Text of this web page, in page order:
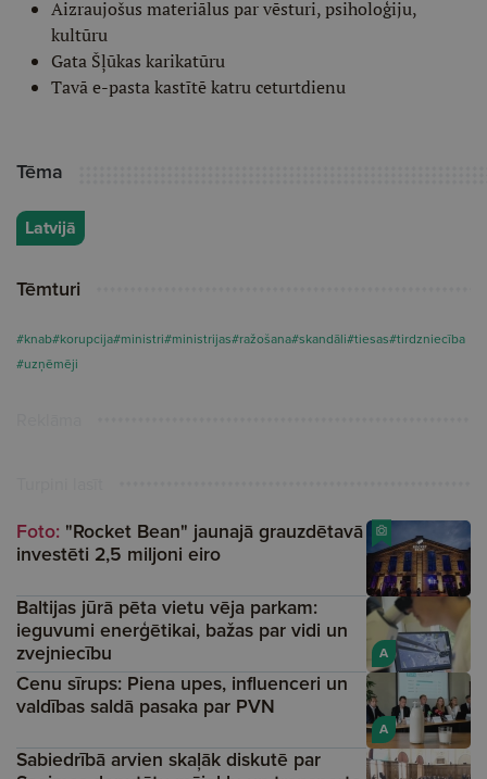
Aizraujošus materiālus par vēsturi, psiholoģiju,
kultūru
Gata Šļūkas karikatūru
Tavā e-pasta kastītē katru ceturtdienu
Tēma
Latvijā
Tēmturi
#knab#korupcija#ministri#ministrijas#ražošana#skandāli#tiesas#tirdzniecība
#uzņēmēji
Foto: "Rocket Bean" jaunajā grauzdētavā
investēti 2,5 miljoni eiro
A
Baltijas jūrā pēta vietu vēja parkam:
ieguvumi enerģētikai, bažas par vidi un
zvejniecību
A
Cenu sīrups: Piena upes, influenceri un
valdības saldā pasaka par PVN
Sabiedrībā arvien skaļāk diskutē par